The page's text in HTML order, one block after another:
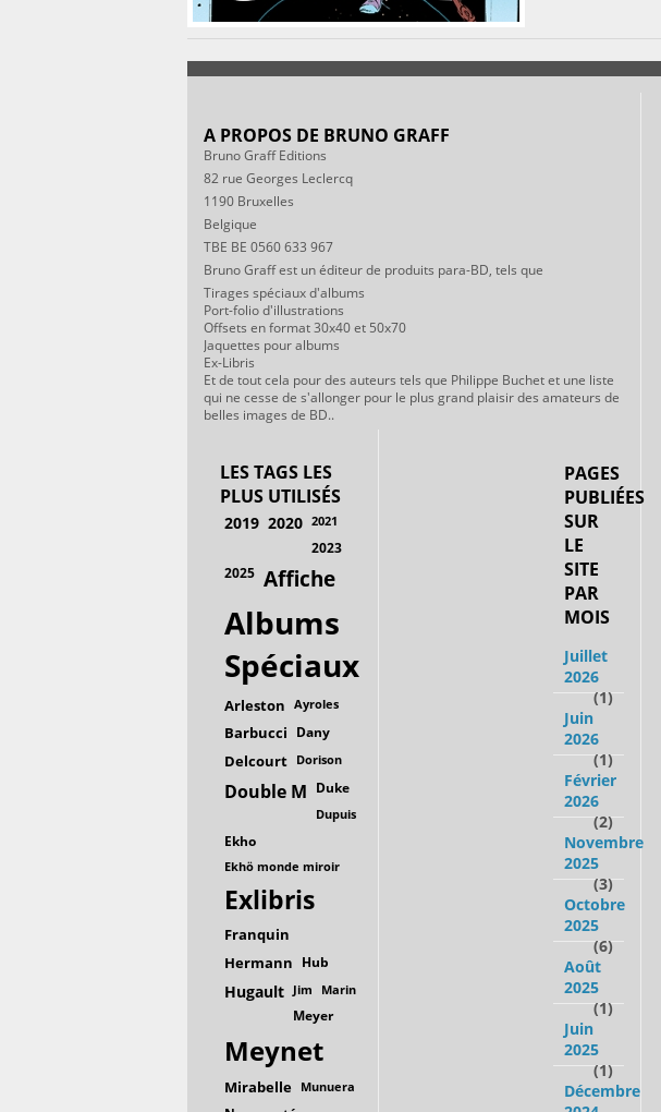
A PROPOS DE BRUNO GRAFF
Bruno Graff Editions
82 rue Georges Leclercq
1190 Bruxelles
Belgique
TBE BE 0560 633 967
Bruno Graff est un éditeur de produits para-BD, tels que
Tirages spéciaux d'albums
Port-folio d'illustrations
Offsets en format 30x40 et 50x70
Jaquettes pour albums
Ex-Libris
Et de tout cela pour des auteurs tels que Philippe Buchet et une liste
qui ne cesse de s'allonger pour le plus grand plaisir des amateurs de
belles images de BD..
LES TAGS LES
PLUS UTILISÉS
2019 2020 2021
2023
2025 Affiche
Albums
Spéciaux
Arleston Ayroles
Barbucci Dany
Delcourt Dorison
Double M Duke
Dupuis
Ekho
Ekhö monde miroir
Exlibris
Franquin
Hermann Hub
Hugault Jim Marin
Meyer
Meynet
Mirabelle Munuera
PAGES
PUBLIÉES
SUR
LE
SITE
PAR
MOIS
Juillet
2026
(1)
Juin
2026
(1)
Février
2026
(2)
Novembre
2025
(3)
Octobre
2025
(6)
Août
2025
(1)
Juin
2025
(1)
Décembre